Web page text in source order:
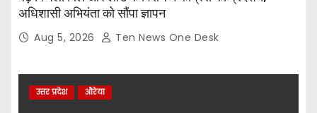
अधिशासी अभियंता को सौंपा ज्ञापन
Aug 5, 2026 Ten News One Desk
उत्तर प्रदेश औरेया